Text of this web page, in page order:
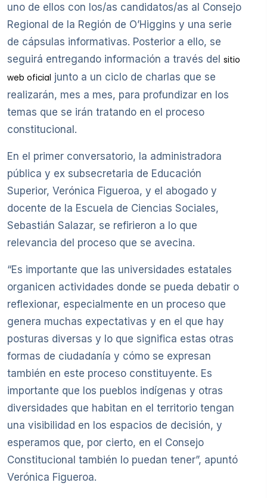
uno de ellos con los/as candidatos/as al Consejo
Regional de la Región de O’Higgins y una serie
de cápsulas informativas. Posterior a ello, se
seguirá entregando información a través del sitio
web oficial junto a un ciclo de charlas que se
realizarán, mes a mes, para profundizar en los
temas que se irán tratando en el proceso
constitucional.
En el primer conversatorio, la administradora
pública y ex subsecretaria de Educación
Superior, Verónica Figueroa, y el abogado y
docente de la Escuela de Ciencias Sociales,
Sebastián Salazar, se refirieron a lo que
relevancia del proceso que se avecina.
“Es importante que las universidades estatales
organicen actividades donde se pueda debatir o
reflexionar, especialmente en un proceso que
genera muchas expectativas y en el que hay
posturas diversas y lo que significa estas otras
formas de ciudadanía y cómo se expresan
también en este proceso constituyente. Es
importante que los pueblos indígenas y otras
diversidades que habitan en el territorio tengan
una visibilidad en los espacios de decisión, y
esperamos que, por cierto, en el Consejo
Constitucional también lo puedan tener”, apuntó
Verónica Figueroa.